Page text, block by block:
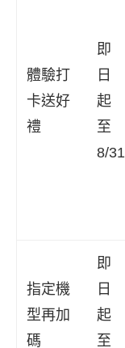
體驗打
卡送好
禮
即
日
起
至
8/31
指定機
型再加
碼
即
日
起
至